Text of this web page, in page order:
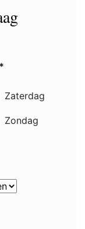
Zaterdag
Zondag